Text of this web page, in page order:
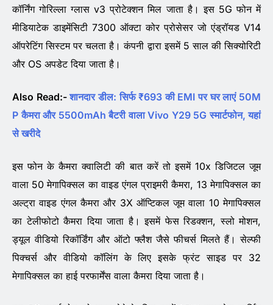
कॉर्निंग गोरिल्ला ग्लास v3 प्रोटेक्शन मिल जाता है। इस 5G फोन में
मीडियाटेक डाइमेंसिटी 7300 ऑक्टा कोर प्रोसेसर जो एंड्रॉयड V14
ऑपरेटिंग सिस्टम पर चलता है। कंपनी द्वारा इसमें 5 साल की सिक्योरिटी
और OS अपडेट दिया जाता है।
Also Read:-शानदार डील: सिर्फ ₹693 की EMI पर घर लाएं 50M
P कैमरा और 5500mAh बैटरी वाला Vivo Y29 5G स्मार्टफोन, यहां
से खरीदे
इस फोन के कैमरा क्वालिटी की बात करें तो इसमें 10x डिजिटल जूम
वाला 50 मेगापिक्सल का वाइड एंगल प्राइमरी कैमरा, 13 मेगापिक्सल का
अल्ट्रा वाइड एंगल कैमरा और 3X ऑप्टिकल जूम वाला 10 मेगापिक्सल
का टेलीफोटो कैमरा दिया जाता है। इसमें फेस रिडक्शन, स्लो मोशन,
ड्यूल वीडियो रिकॉर्डिंग और ऑटो फ्लैश जैसे फीचर्स मिलते हैं। सेल्फी
पिक्चर्स और वीडियो कॉलिंग के लिए इसके फ्रंट साइड पर 32
मेगापिक्सल का हाई परफार्मेंस वाला कैमरा दिया जाता है।